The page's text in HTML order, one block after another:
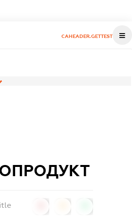
CAHEADER.GETTEST